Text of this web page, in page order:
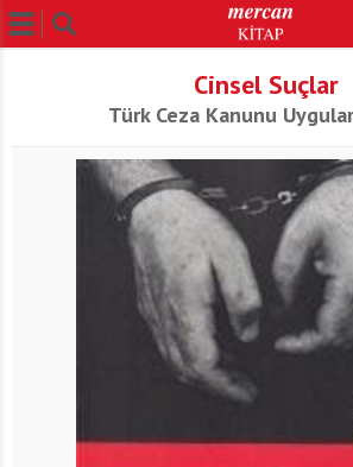
Cinsel Suçlar
Türk Ceza Kanunu